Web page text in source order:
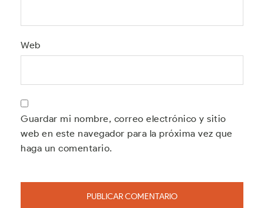
Web
Guardar mi nombre, correo electrónico y sitio
web en este navegador para la próxima vez que
haga un comentario.